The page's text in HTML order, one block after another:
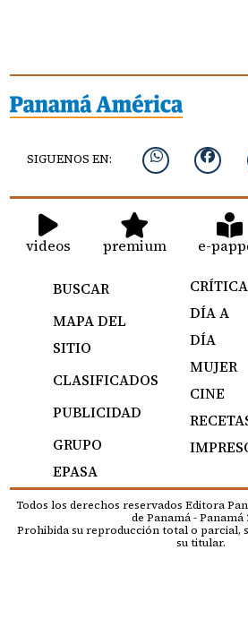
SIGUENOS EN:
videos premium e-
BUSCAR
MAPA DEL
SITIO
CLASIFICADOS
PUBLICIDAD
GRUPO
EPASA
CRÍTICA
DÍA A
DÍA
MUJER
CINE
Todos los derechos reservados Editora
de Panamá - Panamá
Prohibida su reproducción total o parcial,
su titular.